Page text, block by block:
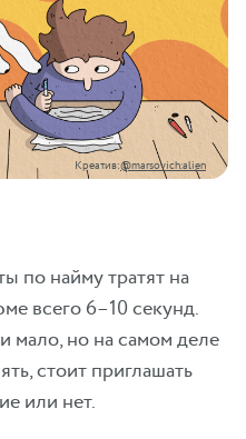
Креатив:@marsovich.alien
по найму тратят на
всего 6–10 секунд.
мало, но на самом деле
стоит приглашать
или нет.